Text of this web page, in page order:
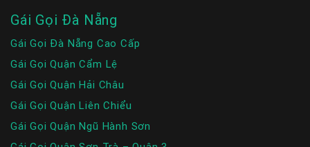
Gái Gọi Đà Nẵng
Gái Gọi Đà Nẵng Cao Cấp
Gái Gọi Quận Cẩm Lệ
Gái Gọi Quận Hải Châu
Gái Gọi Quận Liên Chiểu
Gái Gọi Quận Ngũ Hành Sơn